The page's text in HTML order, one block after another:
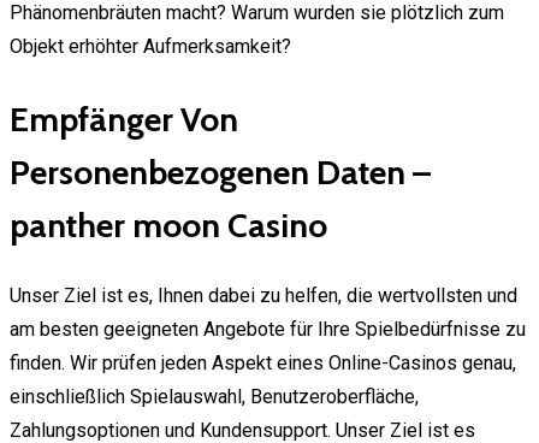
Phänomenbräuten macht? Warum wurden sie plötzlich zum
Objekt erhöhter Aufmerksamkeit?
Empfänger Von
Personenbezogenen Daten –
panther moon Casino
Unser Ziel ist es, Ihnen dabei zu helfen, die wertvollsten und
am besten geeigneten Angebote für Ihre Spielbedürfnisse zu
finden. Wir prüfen jeden Aspekt eines Online-Casinos genau,
einschließlich Spielauswahl, Benutzeroberfläche,
Zahlungsoptionen und Kundensupport. Unser Ziel ist es